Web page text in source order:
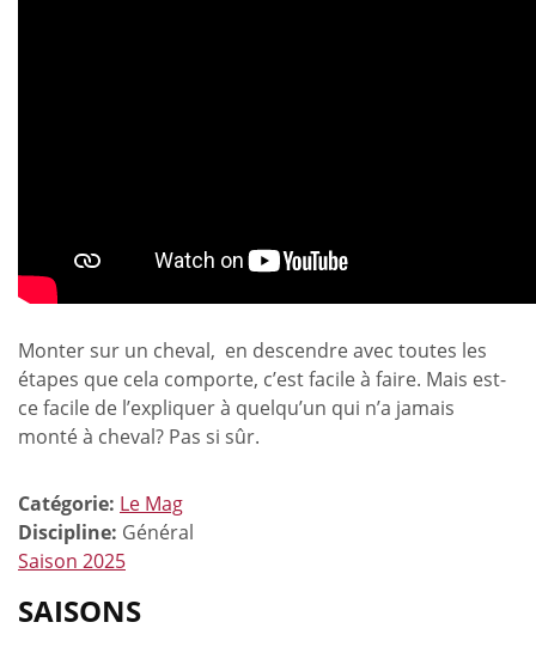
Monter sur un cheval, en descendre avec toutes les
étapes que cela comporte, c’est facile à faire. Mais est-
ce facile de l’expliquer à quelqu’un qui n’a jamais
monté à cheval? Pas si sûr.
Catégorie: Le Mag
Discipline: Général
Saison 2025
SAISONS